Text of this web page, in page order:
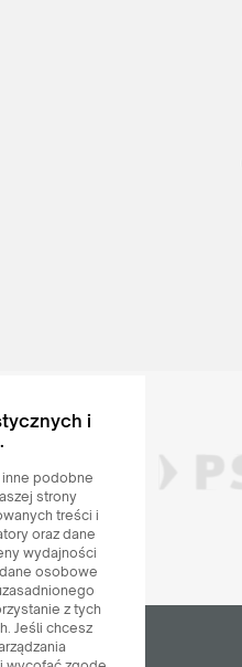
i
podobne
strony
treści i
oraz dane
wydajności
osobowe
z tych
Jeśli chcesz